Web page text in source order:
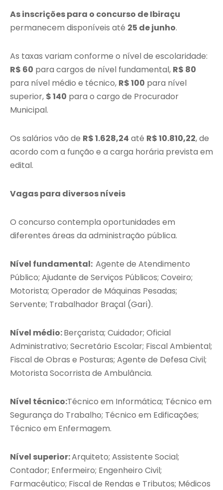
As inscrições para o concurso de Ibiraçu
permanecem disponíveis até 25 de junho.
As taxas variam conforme o nível de escolaridade:
R$ 60 para cargos de nível fundamental, R$ 80
para nível médio e técnico, R$ 100 para nível
superior, $ 140 para o cargo de Procurador
Municipal.
Os salários vão de R$ 1.628,24 até R$ 10.810,22, de
acordo com a função e a carga horária prevista em
edital.
Vagas para diversos níveis
O concurso contempla oportunidades em
diferentes áreas da administração pública.
Nível fundamental: Agente de Atendimento
Público; Ajudante de Serviços Públicos; Coveiro;
Motorista; Operador de Máquinas Pesadas;
Servente; Trabalhador Braçal (Gari).
Nível médio:Berçarista; Cuidador; Oficial
Administrativo; Secretário Escolar; Fiscal Ambiental;
Fiscal de Obras e Posturas; Agente de Defesa Civil;
Motorista Socorrista de Ambulância.
Nível técnico:Técnico em Informática; Técnico em
Segurança do Trabalho; Técnico em Edificações;
Técnico em Enfermagem.
Nível superior:Arquiteto; Assistente Social;
Contador; Enfermeiro; Engenheiro Civil;
Farmacêutico; Fiscal de Rendas e Tributos; Médicos